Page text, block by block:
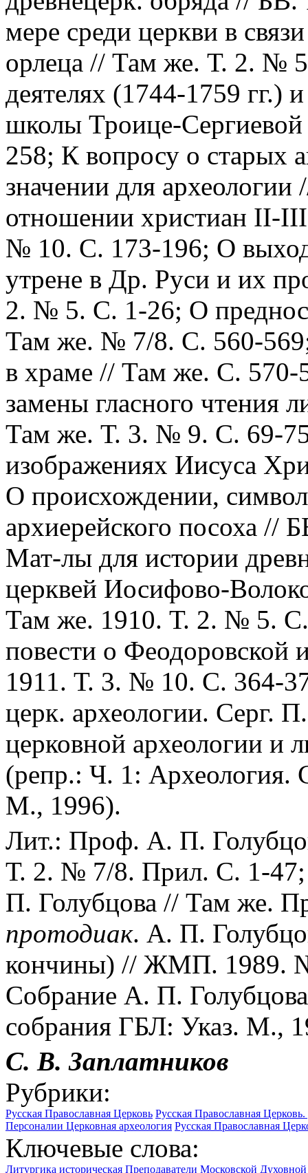
мере среди церкви в
орлеца // Там же. Т. 2. №
деятелях (1744-1759 гг.)
школы Троице-
258; К вопросу о старых
значении для
отношении христиан II-
№ 10. С. 173-196; О
утрене в Др. Руси и их
2. № 5. С. 1-26; О
Там же. № 7/8. С. 560-569;
в храме // Там же. С.
замены гласного чтения
Там же. Т. 3. № 9. С. 69-
изображениях Иисуса
О происхождении,
архиерейского посоха
Мат-лы для истории
церквей Иосифово-
Там же. 1910. Т. 2. № 5.
повести о
1911. Т. 3. № 10. С. 364-
церк. археологии. Серг.
церковной археологии и
(репр.: Ч. 1: Археология.
М., 1996).
Лит.: Проф. А. П.
Т. 2. № 7/8. Прил. С. 1-47;
П. Голубцова // Там же.
протодиак. А. П.
кончины) // ЖМП. 1989.
Собрание А. П.
собрания ГБЛ: Указ. М.,
С. В.Заплатников
Рубрики:
Русская Православная Церковь Русская Православная
Персоналии Церковная археология Русская Православная
Ключевые слова:
Литургика историческая Преподаватели Московской